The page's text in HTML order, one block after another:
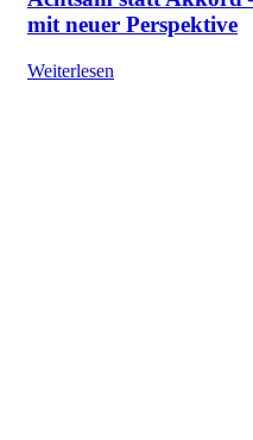
mit neuer Perspektive
Weiterlesen